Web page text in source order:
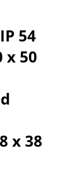
54
x 50
x 38